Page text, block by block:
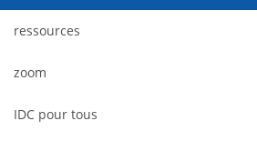
ressources
zoom
IDC pour tous